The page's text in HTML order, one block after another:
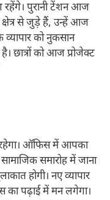
पुरानी टेंशन आज
क्षेत्र से जुड़े हैं, उन्हें आज
को नुकसान
छात्रों को आज प्रोजेक्ट
ऑफिस में आपका
सामाजिक समारोह में जाना
होगी। नए व्यापार
का पढ़ाई में मन लगेगा।